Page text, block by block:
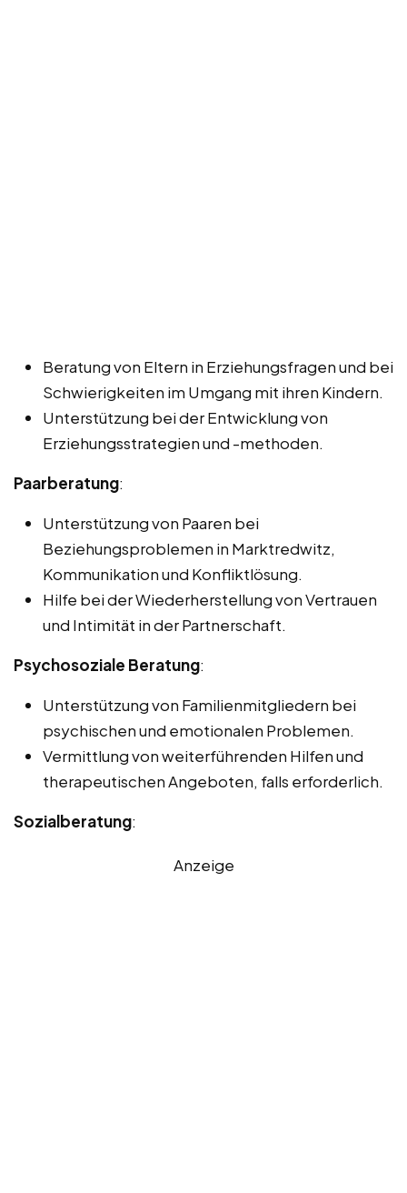
Beratung von Eltern in Erziehungsfragen und bei
Schwierigkeiten im Umgang mit ihren Kindern.
Unterstützung bei der Entwicklung von
Erziehungsstrategien und -methoden.
Paarberatung:
Unterstützung von Paaren bei
Beziehungsproblemen in Marktredwitz,
Kommunikation und Konfliktlösung.
Hilfe bei der Wiederherstellung von Vertrauen
und Intimität in der Partnerschaft.
Psychosoziale Beratung:
Unterstützung von Familienmitgliedern bei
psychischen und emotionalen Problemen.
Vermittlung von weiterführenden Hilfen und
therapeutischen Angeboten, falls erforderlich.
Sozialberatung:
Anzeige